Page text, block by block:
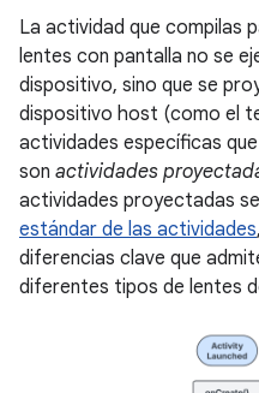
La actividad que compilas
lentes con pantalla no se
dispositivo, sino que se
dispositivo host (como el
actividades específicas
son actividades
actividades proyectadas
estándar de las actividades
diferencias clave que
diferentes tipos de lentes